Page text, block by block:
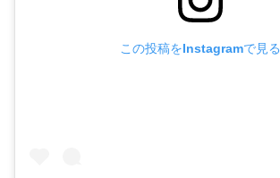
この投稿をInstagramで見る